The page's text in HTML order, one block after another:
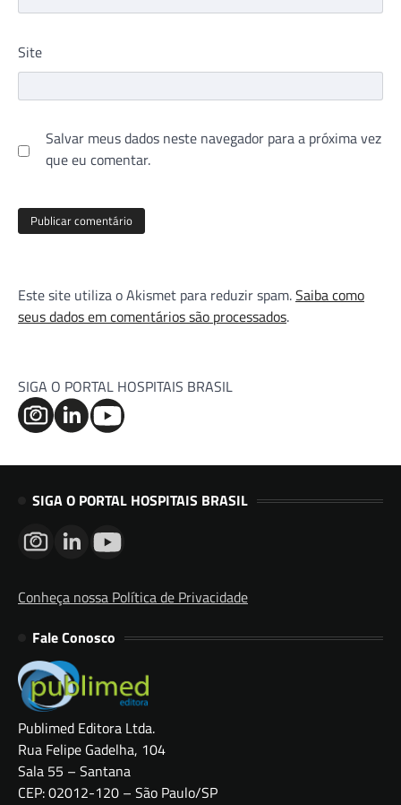
Site
Salvar meus dados neste navegador para a próxima vez
que eu comentar.
Este site utiliza o Akismet para reduzir spam.Saiba como
seus dados em comentários são processados.
SIGA O PORTAL HOSPITAIS BRASIL
SIGA O PORTAL HOSPITAIS BRASIL
Conheça nossa Política de Privacidade
Fale Conosco
Publimed Editora Ltda.
Rua Felipe Gadelha, 104
Sala 55 – Santana
CEP: 02012-120 – São Paulo/SP